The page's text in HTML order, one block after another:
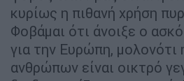
κυρίως η πιθανή χρήση
Φοβάμαι ότι άνοιξε ο
για την Ευρώπη,
ανθρώπων είναι οικτρό